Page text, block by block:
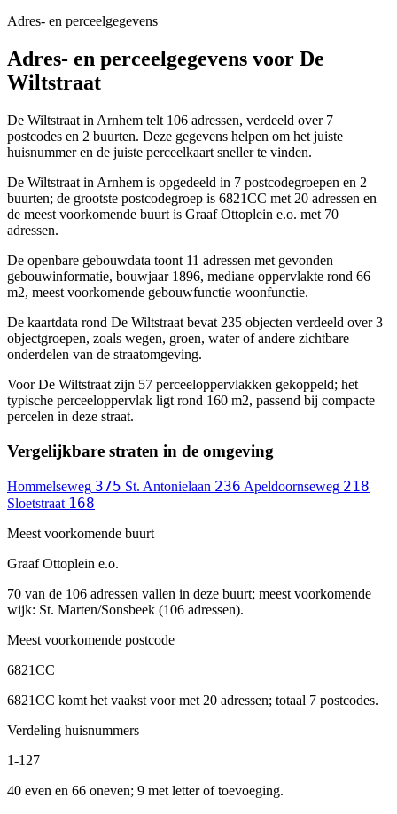
Adres- en perceelgegevens
Adres- en perceelgegevens voor De
Wiltstraat
De Wiltstraat in Arnhem telt 106 adressen, verdeeld over 7
postcodes en 2 buurten. Deze gegevens helpen om het juiste
huisnummer en de juiste perceelkaart sneller te vinden.
De Wiltstraat in Arnhem is opgedeeld in 7 postcodegroepen en 2
buurten; de grootste postcodegroep is 6821CC met 20 adressen en
de meest voorkomende buurt is Graaf Ottoplein e.o. met 70
adressen.
De openbare gebouwdata toont 11 adressen met gevonden
gebouwinformatie, bouwjaar 1896, mediane oppervlakte rond 66
m2, meest voorkomende gebouwfunctie woonfunctie.
De kaartdata rond De Wiltstraat bevat 235 objecten verdeeld over 3
objectgroepen, zoals wegen, groen, water of andere zichtbare
onderdelen van de straatomgeving.
Voor De Wiltstraat zijn 57 perceeloppervlakken gekoppeld; het
typische perceeloppervlak ligt rond 160 m2, passend bij compacte
percelen in deze straat.
Vergelijkbare straten in de omgeving
Hommelseweg 375 St. Antonielaan 236 Apeldoornseweg 218
Sloetstraat 168
Meest voorkomende buurt
Graaf Ottoplein e.o.
70 van de 106 adressen vallen in deze buurt; meest voorkomende
wijk: St. Marten/Sonsbeek (106 adressen).
Meest voorkomende postcode
6821CC
6821CC komt het vaakst voor met 20 adressen; totaal 7 postcodes.
Verdeling huisnummers
1-127
40 even en 66 oneven; 9 met letter of toevoeging.